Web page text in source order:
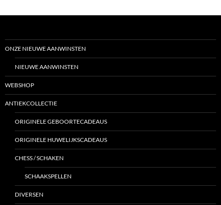
ONZE NIEUWE AANWINSTEN
NIEUWE AANWINSTEN
WEBSHOP
ANTIEKCOLLECTIE
ORIGINELE GEBOORTECADEAUS
ORIGINELE HUWELIJKSCADEAUS
CHESS / SCHAKEN
SCHAAKSPELLEN
DIVERSEN